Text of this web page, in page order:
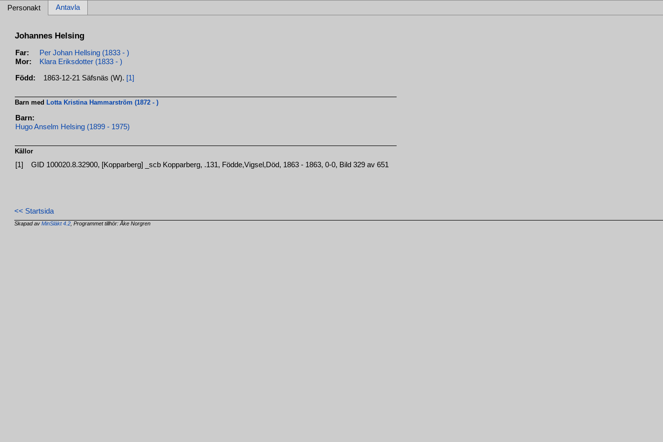
Personakt Antavla
Johannes Helsing
Far:
Per Johan Hellsing (1833 - )
Mor:
Klara Eriksdotter (1833 - )
Född: 1863-12-21 Säfsnäs (W). [1]
Barn med Lotta Kristina Hammarström (1872 - )
Barn:
Hugo Anselm Helsing (1899 - 1975)
Källor
[1] GID 100020.8.32900, [Kopparberg] _scb Kopparberg, .131, Födde,Vigsel,Död, 1863 - 1863, 0-0, Bild 329 av 651
<< Startsida
Skapad avMinSläkt 4.2 , Programmet tillhör: Åke Norgren